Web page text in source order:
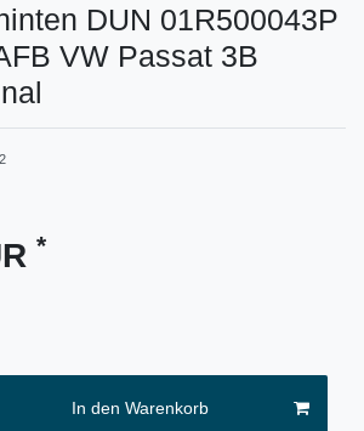
DUN 01R500043P
VW Passat 3B
*
In den Warenkorb